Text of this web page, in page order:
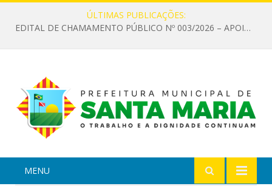
ÚLTIMAS PUBLICAÇÕES:
EDITAL DE CHAMAMENTO PÚBLICO Nº 003/2026 – APOIO À INFRAESTRUTURA CULTURAL
MENU